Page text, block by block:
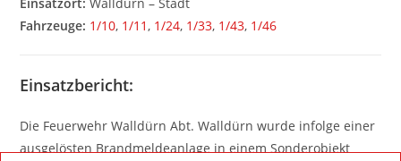
Fahrzeuge: 1/10, 1/11, 1/24, 1/33, 1/43, 1/46
Einsatzbericht:
Die Feuerwehr Walldürn Abt. Walldürn wurde infolge einer
ausgelösten Brandmeldeanlage in einem Sonderobjekt